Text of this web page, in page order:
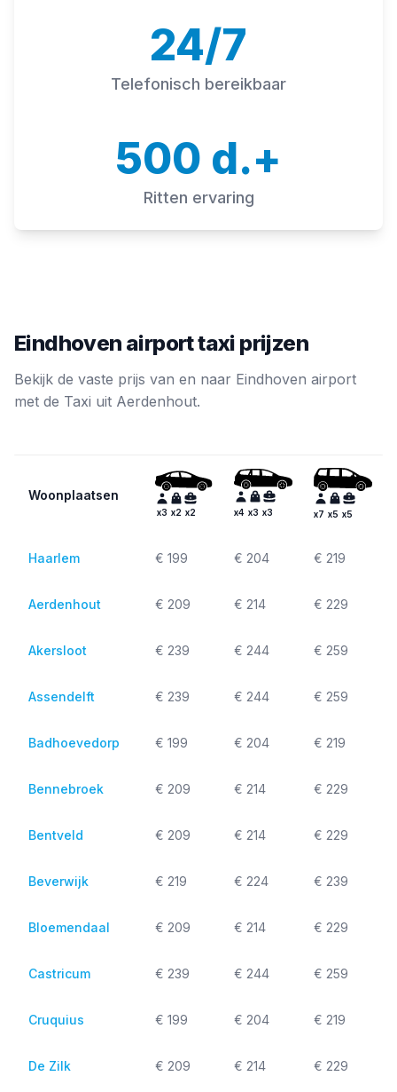
Telefonisch bereikbaar
24/7
Ritten ervaring
500 d.+
Eindhoven airport taxi prijzen
Bekijk de vaste prijs van en naar Eindhoven airport
met de Taxi uit Aerdenhout.
Woonplaatsen
x3 x2 x2 x4 x3 x3 x7 x5 x5
Haarlem € 199 € 204 € 219
Aerdenhout € 209 € 214 € 229
Akersloot € 239 € 244 € 259
Assendelft € 239 € 244 € 259
Badhoevedorp € 199 € 204 € 219
Bennebroek € 209 € 214 € 229
Bentveld € 209 € 214 € 229
Beverwijk € 219 € 224 € 239
Bloemendaal € 209 € 214 € 229
Castricum € 239 € 244 € 259
Cruquius € 199 € 204 € 219
De Zilk € 209 € 214 € 229